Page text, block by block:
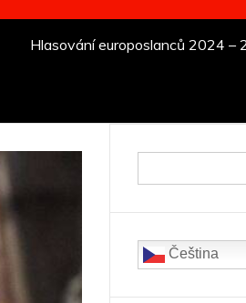
Hlasování europoslanců 2024 –
Čeština‎